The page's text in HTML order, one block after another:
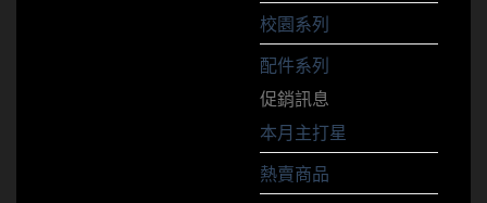
校園系列
配件系列
促銷訊息
本月主打星
熱賣商品